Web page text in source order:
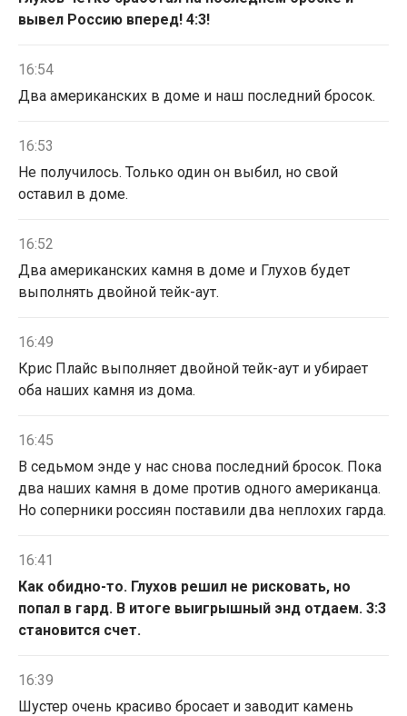
вывел Россию вперед! 4:3!
16:54
Два американских в доме и наш последний бросок.
16:53
Не получилось. Только один он выбил, но свой
оставил в доме.
16:52
Два американских камня в доме и Глухов будет
выполнять двойной тейк-аут.
16:49
Крис Плайс выполняет двойной тейк-аут и убирает
оба наших камня из дома.
16:45
В седьмом энде у нас снова последний бросок. Пока
два наших камня в доме против одного американца.
Но соперники россиян поставили два неплохих гарда.
16:41
Как обидно-то. Глухов решил не рисковать, но
попал в гард. В итоге выигрышный энд отдаем. 3:3
становится счет.
16:39
Шустер очень красиво бросает и заводит камень